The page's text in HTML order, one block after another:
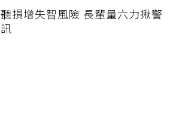
聽損增失智風險 長輩量六力揪警
訊